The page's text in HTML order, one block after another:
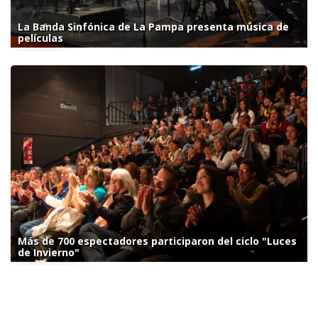
La Banda Sinfónica de La Pampa presenta música de
películas
Más de 700 espectadores participaron del ciclo "Luces
de Invierno"